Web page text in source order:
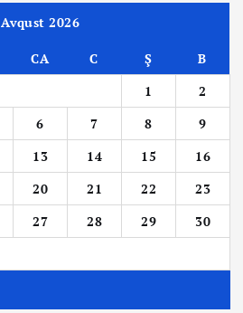
Avqust 2026
CA C Ş
B
1
2
6 7 8
9
13 14 15
16
20 21 22
23
27 28 29
30